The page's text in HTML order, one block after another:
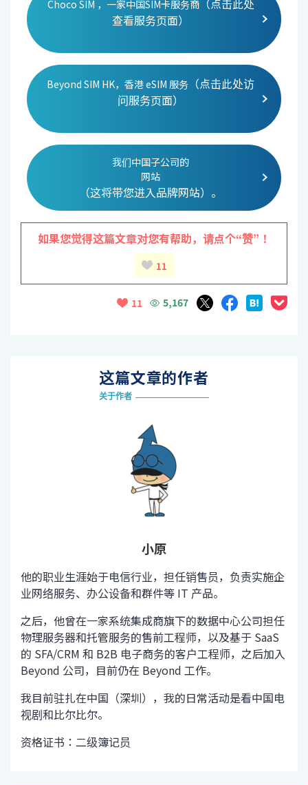
Choco SIM ，一家中国SIM卡服务商（点击此处
查看服务页面）
Beyond SIM HK，香港 eSIM 服务 （点击此处访
问服务页面）
我们中国子公司的
网站
（这将带您进入品牌网站）。
如果您觉得这篇文章对您有帮助， 请点个“赞”！
11
11 5,167
这篇文章的作者
关于作者
小原
他的职业生涯始于电信行业，担任销售员，负责实施企
业网络服务、办公设备和群件等 IT 产品。
之后，他曾在一家系统集成商旗下的数据中心公司担任
物理服务器和托管服务的售前工程师，以及基于 SaaS
的 SFA/CRM 和 B2B 电子商务的客户工程师，之后加入
Beyond 公司，目前仍在 Beyond 工作。
我目前驻扎在中国（深圳），我的日常活动是看中国电
视剧和比尔比尔。
资格证书：二级簿记员